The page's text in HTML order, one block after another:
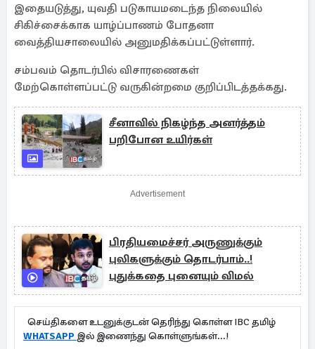
இதையடுத்து, யுவதி படுகாயமடைந்த நிலையில்
சிகிச்சைக்காக யாழ்ப்பாணம் போதனா
வைத்தியசாலையில் அனுமதிக்கப்பட்டுள்ளார்.
சம்பவம் தொடர்பில் விசாரணைகள்
மேற்கொள்ளப்பட்டு வருகின்றமை குறிப்பிடத்தக்கது.
சீனாவில் நிகழ்ந்த அனர்த்தம்
பறிபோன உயிர்கள்
Advertisement
பிரதியமைச்சர் அருணுக்கும்
புலிகளுக்கும் தொடர்பாம்..!
புதுக்கதை புனையும் விமல்
செய்திகளை உடனுக்குடன் தெரிந்து கொள்ள IBC தமிழ்
WHATSAPP இல் இணைந்து கொள்ளுங்கள்...!